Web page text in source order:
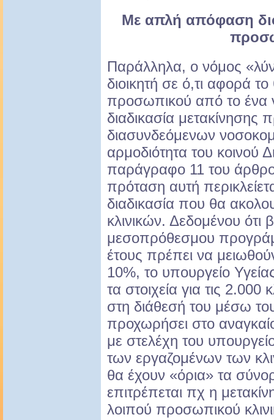
Με απλή απόφαση
Παράλληλα, ο νόμος
διοικητή σε ό,τι αφορά
προσωπικού από το ένα
διαδικασία
διασυνδεόμενων
αρμοδιότητα του κοινού
παράγραφο 11 του
πρόταση αυτή
διαδικασία που θα
κλινικών. Δεδομένου ότι
μεσοπρόθεσμου
έτους πρέπει να
10%, το υπουργείο
τα στοιχεία για τις 2.000
στη διάθεσή του μέσω
προχωρήσει στο
με στελέχη του
των εργαζομένων των
θα έχουν «όρια» τα
επιτρέπεται πχ η
λοιπού προσωπικού